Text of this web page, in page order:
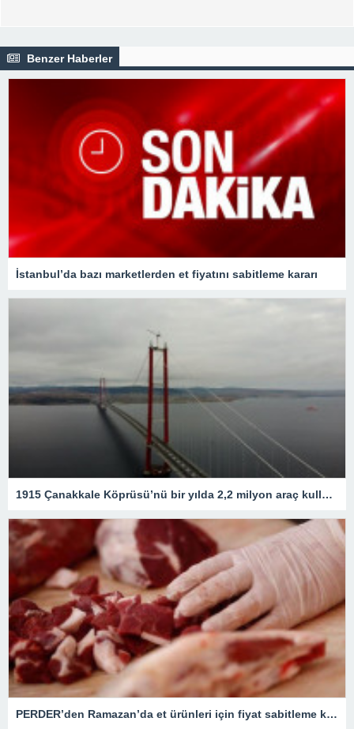
Benzer Haberler
İstanbul’da bazı marketlerden et fiyatını sabitleme kararı
1915 Çanakkale Köprüsü’nü bir yılda 2,2 milyon araç kullandı – Son Dakika Ekonomi Haberleri
PERDER’den Ramazan’da et ürünleri için fiyat sabitleme kararı